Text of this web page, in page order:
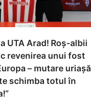
UTA Arad! Roș-albii
revenirea unui fost
– mutare uriașă
schimba totul în